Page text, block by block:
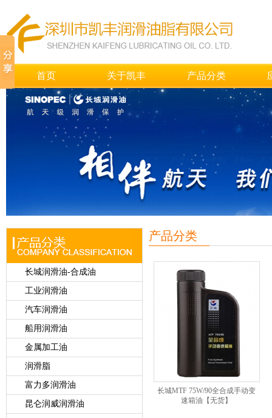
首页 关于凯丰 产品分类
长城润滑油-合成油
工业润滑油
汽车润滑油
船用润滑油
金属加工油
润滑脂
富力多润滑油
昆仑润威润滑油
产品分类
长城MTF 75W/90全合成手动变
速箱油【无货】